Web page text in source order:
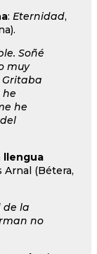
: Eternidad,
Soñé
muy
Gritaba
he
he
llengua
Arnal (Bétera,
de la
no